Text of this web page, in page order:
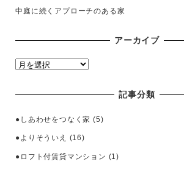
中庭に続くアプローチのある家
アーカイブ
ア
ブ
記事分類
●しあわせをつなく家 (5)
●よりそういえ (16)
●ロフト付賃貸マンション (1)